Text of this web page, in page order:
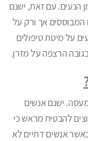
הנעים. עם זאת, ישנם
המבוססים אך ורק על
על מיטת טיפולים
הרצפה על מזרן.
ישנם אנשים
להבטיח מראש כי
אנשים דתיים לא